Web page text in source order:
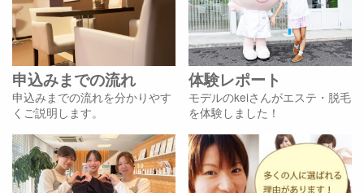
申込みまでの流れ
申込みまでの流れを分かりやす
くご説明します。
体験レポート
モデルのkeiさんがエステ・脱毛
を体験しました！